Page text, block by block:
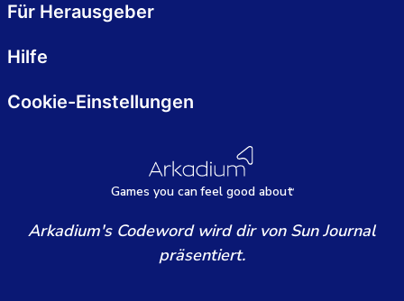
Games you canfeel good about
Für Herausgeber
Hilfe
Cookie-Einstellungen
Arkadium's Codeword wird dir von Sun Journal
präsentiert.